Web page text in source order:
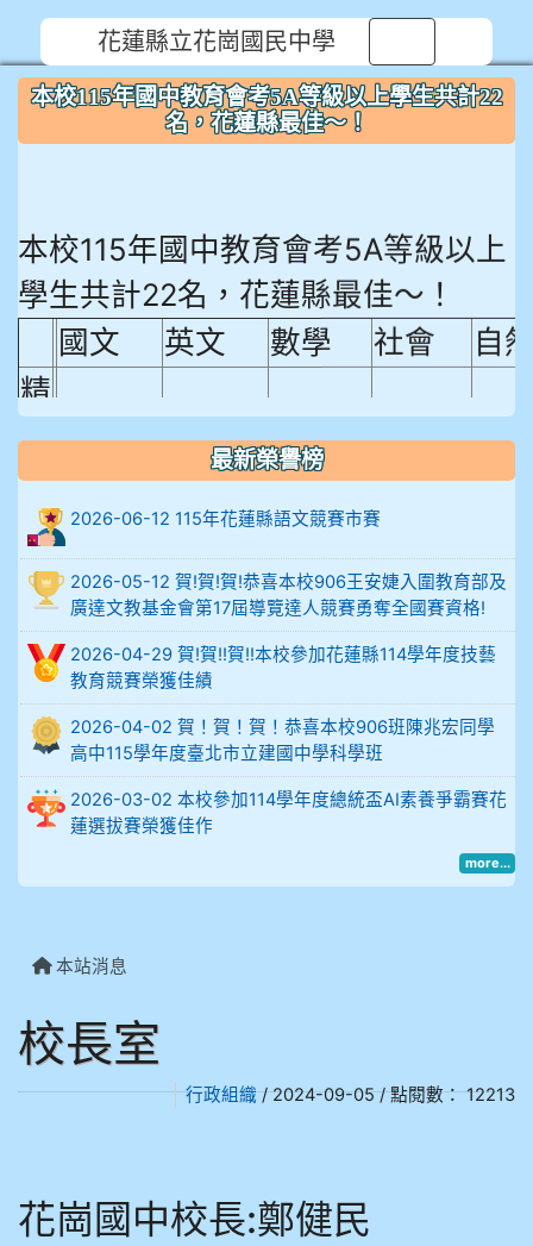
花蓮縣立花崗國民中學
本校115年國中教育會考5A等級以上學生共計22
名，花蓮縣最佳～！
本校115年國中教育會考5A等級以上
學生共計22名，花蓮縣最佳～！
國文
英文 數學 社會
自
精
熟
程
度
比
例
906陳兆宏 5A10+ 作文5
912余 嘉 5A10+
914謝佩臻 5A10+
902蘇奕愷
904彭子庭
905鄭瑀安
906江彥臻
909林柏翰
最新榮譽榜
2026-06-12 115年花蓮縣語文競賽市賽
2026-05-12 賀!賀!賀!恭喜本校906王安婕入圍教育部及
廣達文教基金會第17屆導覽達人競賽勇奪全國賽資格!
2026-04-29 賀!賀!!賀!!本校參加花蓮縣114學年度技藝
教育競賽榮獲佳績
2026-04-02 賀！賀！賀！恭喜本校906班陳兆宏同學
高中115學年度臺北市立建國中學科學班
2026-03-02 本校參加114學年度總統盃AI素養爭霸賽花
蓮選拔賽榮獲佳作
more...
本站消息
校長室
行政組織/ 2024-09-05 / 點閱數： 12213
花崗國中校長:鄭健民